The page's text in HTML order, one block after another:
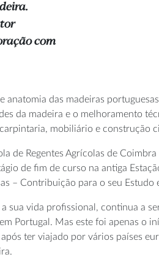
com
das madeiras
da madeira e o melhoramento
mobiliário e construção
de Regentes Agrícolas de
de fim de curso na antiga
– Contribuição para o seu Estudo
sua vida profissional, continua a
Portugal. Mas este foi apenas o
ter viajado por vários países